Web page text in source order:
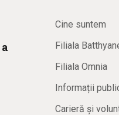
a
Cine suntem
Filiala
Filiala Omnia
Informații
Carieră și